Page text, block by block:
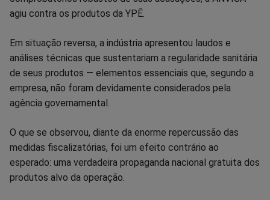
no
Facebook
no
Whatsapp
no
TwitterMessengerTelegramGettr
agiu contra os produtos da YPÊ.
Em situação reversa, a indústria apresentou laudos e
análises técnicas que sustentariam a regularidade sanitária
de seus produtos — elementos essenciais que, segundo a
empresa, não foram devidamente considerados pela
agência governamental.
O que se observou, diante da enorme repercussão das
medidas fiscalizatórias, foi um efeito contrário ao
esperado: uma verdadeira propaganda nacional gratuita dos
produtos alvo da operação.